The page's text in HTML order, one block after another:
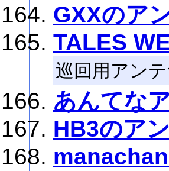
GXXのア
TALES
巡回用アン
あんてな
HB3のア